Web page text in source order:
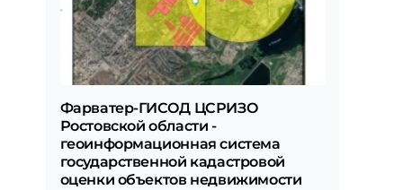
Фарватер-ГИСОД ЦСРИЗО
Ростовской области -
геоинформационная система
государственной кадастровой
оценки объектов недвижимости